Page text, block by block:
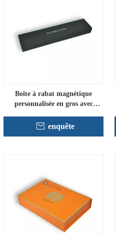
Boîte à rabat magnétique
personnalisée en gros avec
enquête